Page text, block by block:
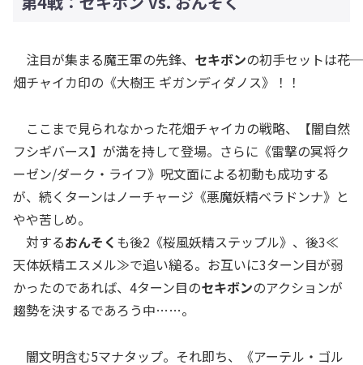
注目が集まる魔王軍の先鋒、 セキボンの初手セットは―――花
畑チャイカ印の《大樹王 ギガンディダノス》！！
ここまで見られなかった花畑チャイカの戦略、【闇自然
フシギバース】が満を持して登場。さらに《雷撃の冥将ク
ーゼン/ダーク・ライフ》呪文面による初動も成功する
が、続くターンはノーチャージ《悪魔妖精ベラドンナ》と
やや苦しめ。
対するおんそく も後2《桜風妖精ステップル》、後3≪
天体妖精エスメル≫で追い縋る。お互いに3ターン目が弱
かったのであれば、4ターン目のセキボンのアクションが
趨勢を決するであろう中……。
闇文明含む5マナタップ。それ即ち、《アーテル・ゴル